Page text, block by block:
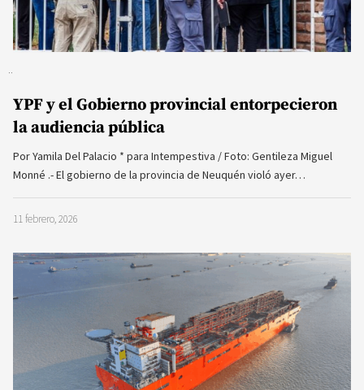
YPF y el Gobierno provincial entorpecieron
la audiencia pública
Por Yamila Del Palacio * para Intempestiva / Foto: Gentileza Miguel
Monné .- El gobierno de la provincia de Neuquén violó ayer…
11 febrero, 2026